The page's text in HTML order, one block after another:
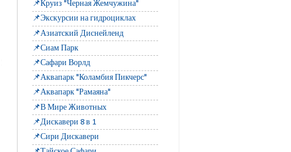
📌Круиз "Черная Жемчужина"
📌Экскурсии на гидроциклах
📌Азиатский Диснейленд
📌Сиам Парк
📌Сафари Ворлд
📌Аквапарк "Коламбия Пикчерс"
📌Аквапарк "Рамаяна"
📌В Мире Животных
📌Дискавери 8 в 1
📌Сири Дискавери